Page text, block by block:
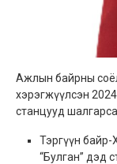
Ажлын байрны
хэрэгжүүлсэн
станцууд
Тэргүүн
“Булган” дэд